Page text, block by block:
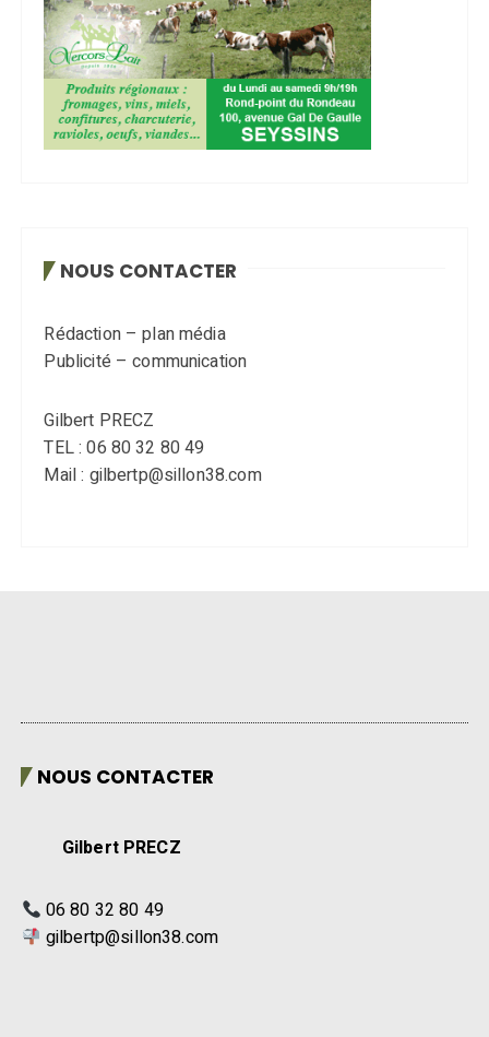
NOUS CONTACTER
Rédaction – plan média
Publicité – communication
Gilbert PRECZ
TEL : 06 80 32 80 49
Mail : gilbertp@sillon38.com
NOUS CONTACTER
Gilbert PRECZ
06 80 32 80 49
gilbertp@sillon38.com